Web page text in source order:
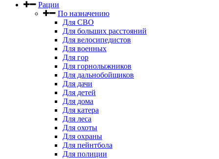
Рации
По назначению
Для СВО
Для больших расстояний
Для велосипедистов
Для военных
Для гор
Для горнолыжников
Для дальнобойщиков
Для дачи
Для детей
Для дома
Для катера
Для леса
Для охоты
Для охраны
Для пейнтбола
Для полиции